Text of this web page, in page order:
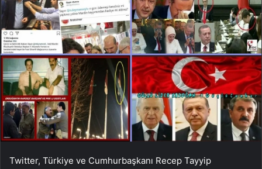
Twitter, Türkiye ve Cumhurbaşkanı Recep Tayyip